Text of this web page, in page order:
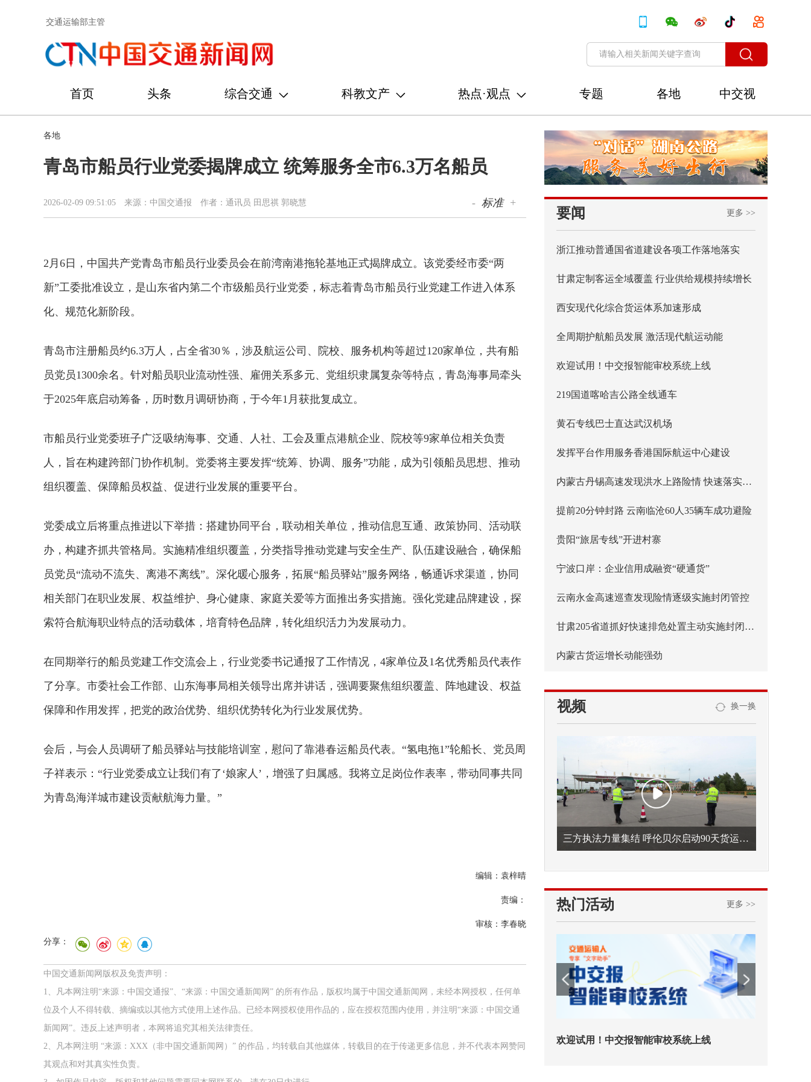
交通运输部主管
首页 头条 综合交通 科教文产 热点·观点 专题 各地
中交视
讯
各地
青岛市船员行业党委揭牌成立 统筹服务全市6.3万名船员
2026-02-09 09:51:05 来源：中国交通报 作者：通讯员 田思祺 郭晓慧 - 标准 +
2月6日，中国共产党青岛市船员行业委员会在前湾南港拖轮基地正式揭牌成立。该党委经市委“两
新”工委批准设立，是山东省内第二个市级船员行业党委，标志着青岛市船员行业党建工作进入体系
化、规范化新阶段。
青岛市注册船员约6.3万人，占全省30％，涉及航运公司、院校、服务机构等超过120家单位，共有船
员党员1300余名。针对船员职业流动性强、雇佣关系多元、党组织隶属复杂等特点，青岛海事局牵头
于2025年底启动筹备，历时数月调研协商，于今年1月获批复成立。
市船员行业党委班子广泛吸纳海事、交通、人社、工会及重点港航企业、院校等9家单位相关负责
人，旨在构建跨部门协作机制。党委将主要发挥“统筹、协调、服务”功能，成为引领船员思想、推动
组织覆盖、保障船员权益、促进行业发展的重要平台。
党委成立后将重点推进以下举措：搭建协同平台，联动相关单位，推动信息互通、政策协同、活动联
办，构建齐抓共管格局。实施精准组织覆盖，分类指导推动党建与安全生产、队伍建设融合，确保船
员党员“流动不流失、离港不离线”。深化暖心服务，拓展“船员驿站”服务网络，畅通诉求渠道，协同
相关部门在职业发展、权益维护、身心健康、家庭关爱等方面推出务实措施。强化党建品牌建设，探
索符合航海职业特点的活动载体，培育特色品牌，转化组织活力为发展动力。
在同期举行的船员党建工作交流会上，行业党委书记通报了工作情况，4家单位及1名优秀船员代表作
了分享。市委社会工作部、山东海事局相关领导出席并讲话，强调要聚焦组织覆盖、阵地建设、权益
保障和作用发挥，把党的政治优势、组织优势转化为行业发展优势。
会后，与会人员调研了船员驿站与技能培训室，慰问了靠港春运船员代表。“氢电拖1”轮船长、党员周
子祥表示：“行业党委成立让我们有了‘娘家人’，增强了归属感。我将立足岗位作表率，带动同事共同
为青岛海洋城市建设贡献航海力量。”
编辑：袁梓晴
责编：
审核：李春晓
分享：
中国交通新闻网版权及免责声明：
1、凡本网注明“来源：中国交通报”、“来源：中国交通新闻网” 的所有作品，版权均属于中国交通新闻网，未经本网授权，任何单
位及个人不得转载、摘编或以其他方式使用上述作品。已经本网授权使用作品的，应在授权范围内使用，并注明“来源：中国交通
新闻网”。违反上述声明者，本网将追究其相关法律责任。
2、凡本网注明 “来源：XXX（非中国交通新闻网）” 的作品，均转载自其他媒体，转载目的在于传递更多信息，并不代表本网赞同
其观点和对其真实性负责。
要闻 更多 >>
浙江推动普通国省道建设各项工作落地落实
甘肃定制客运全域覆盖 行业供给规模持续增长
西安现代化综合货运体系加速形成
全周期护航船员发展 激活现代航运动能
欢迎试用！中交报智能审校系统上线
219国道喀哈吉公路全线通车
黄石专线巴士直达武汉机场
发挥平台作用服务香港国际航运中心建设
内蒙古丹锡高速发现洪水上路险情 快速落实主线封闭管控
提前20分钟封路 云南临沧60人35辆车成功避险
贵阳“旅居专线”开进村寨
宁波口岸：企业信用成融资“硬通货”
云南永金高速巡查发现险情逐级实施封闭管控
甘肃205省道抓好快速排危处置主动实施封闭管控
内蒙古货运增长动能强劲
视频 换一换
三方执法力量集结 呼伦贝尔启动90天货运车辆违法专项整治
热门活动 更多 >>
2026年中国航海日论坛 交通运输执法“我是大队长”主题活动 欢迎试用！中交报智能审校系统上线